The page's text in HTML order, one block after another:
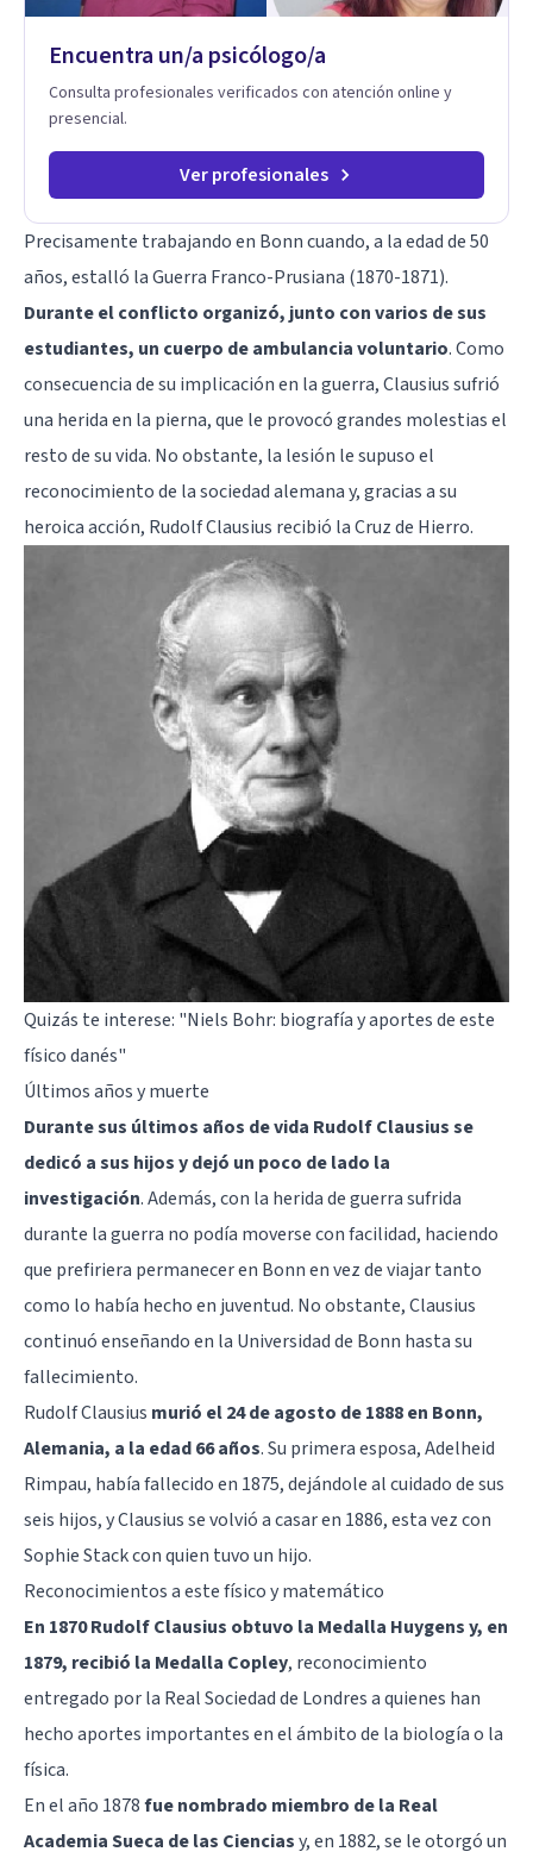
Encuentra un/a psicólogo/a
Consulta profesionales verificados con atención online y
presencial.
Ver profesionales
Precisamente trabajando en Bonn cuando, a la edad de 50
años, estalló la Guerra Franco-Prusiana (1870-1871).
Durante el conflicto organizó, junto con varios de sus
estudiantes, un cuerpo de ambulancia voluntario. Como
consecuencia de su implicación en la guerra, Clausius sufrió
una herida en la pierna, que le provocó grandes molestias el
resto de su vida. No obstante, la lesión le supuso el
reconocimiento de la sociedad alemana y, gracias a su
heroica acción, Rudolf Clausius recibió la Cruz de Hierro.
Quizás te interese: "Niels Bohr: biografía y aportes de este
físico danés"
Últimos años y muerte
Durante sus últimos años de vida Rudolf Clausius se
dedicó a sus hijos y dejó un poco de lado la
investigación. Además, con la herida de guerra sufrida
durante la guerra no podía moverse con facilidad, haciendo
que prefiriera permanecer en Bonn en vez de viajar tanto
como lo había hecho en juventud. No obstante, Clausius
continuó enseñando en la Universidad de Bonn hasta su
fallecimiento.
Rudolf Clausius murió el 24 de agosto de 1888 en Bonn,
Alemania, a la edad 66 años. Su primera esposa, Adelheid
Rimpau, había fallecido en 1875, dejándole al cuidado de sus
seis hijos, y Clausius se volvió a casar en 1886, esta vez con
Sophie Stack con quien tuvo un hijo.
Reconocimientos a este físico y matemático
En 1870 Rudolf Clausius obtuvo la Medalla Huygens y, en
1879, recibió la Medalla Copley, reconocimiento
entregado por la Real Sociedad de Londres a quienes han
hecho aportes importantes en el ámbito de la biología o la
física.
En el año 1878fue nombrado miembro de la Real
Academia Sueca de las Cienciasy, en 1882, se le otorgó un